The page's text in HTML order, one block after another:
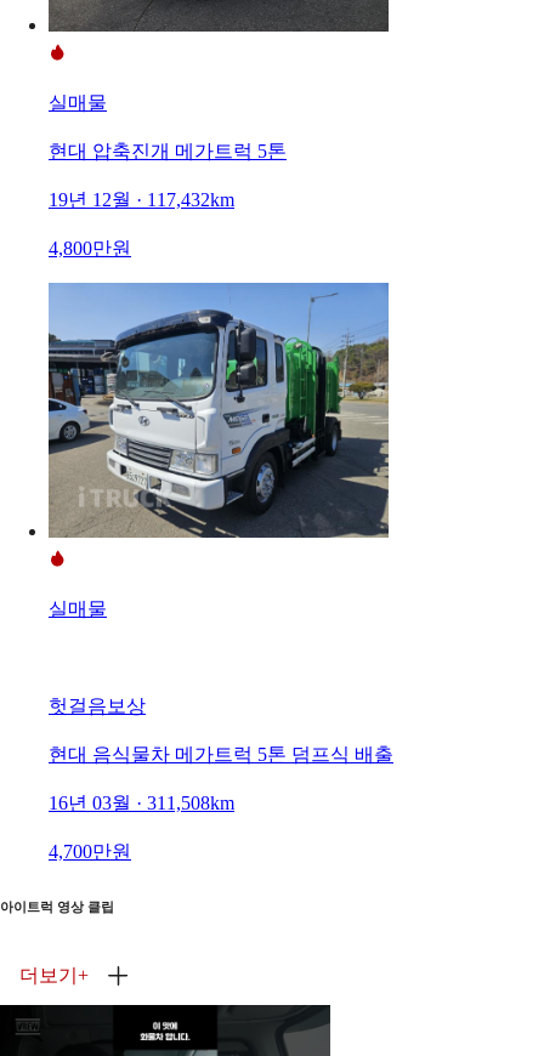
실매물
현대 압축진개 메가트럭 5톤
19년 12월 · 117,432km
4,800만원
실매물
헛걸음보상
현대 음식물차 메가트럭 5톤 덤프식 배출
16년 03월 · 311,508km
4,700만원
아이트럭 영상 클립
더보기 +